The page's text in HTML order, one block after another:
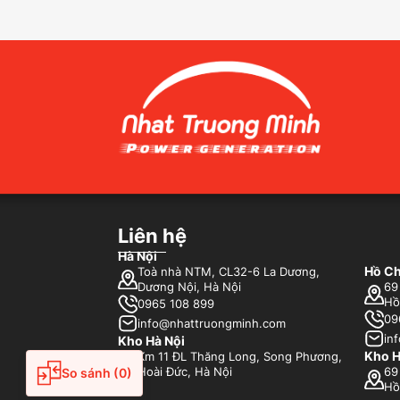
của
ứng
việc
là
So sánh (0)
Liên hệ
Hà Nội
Toà nhà NTM, CL32-6 La Dương,
Dương Nội, Hà Nội
0965 108 899
info@nhattruongminh.com
Kho Hà Nội
Km 11 ĐL Thăng Long, Song Phương,
Hoài Đức, Hà Nội
Hồ
69
Kho
69